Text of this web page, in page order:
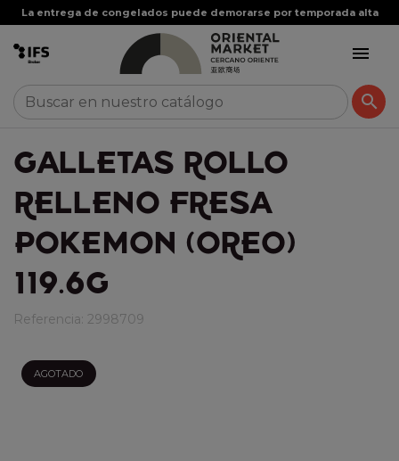
La entrega de congelados puede demorarse por temporada alta


GALLETAS ROLLO
RELLENO FRESA
POKEMON (OREO)
119.6G
Referencia: 2998709
AGOTADO